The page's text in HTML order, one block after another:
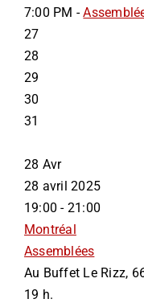
7:00 PM -
27
28
29
30
31
28 Avr
28 avril 2025
19:00 - 21:00
Montréal
Assemblées
Au Buffet Le Rizz,
19 h.